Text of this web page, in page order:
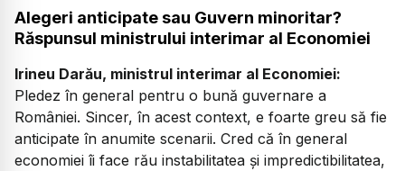
Alegeri anticipate sau Guvern minoritar?
Răspunsul ministrului interimar al Economiei
Irineu Darău, ministrul interimar al Economiei:
Pledez în general pentru o bună guvernare a
României. Sincer, în acest context, e foarte greu să fie
anticipate în anumite scenarii. Cred că în general
economiei îi face rău instabilitatea și impredictibilitatea,